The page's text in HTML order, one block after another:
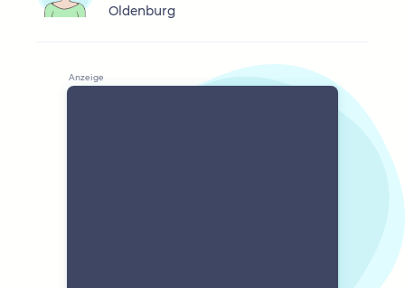
Oldenburg